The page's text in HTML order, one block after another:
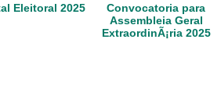
Eleitoral 2025
Convocatoria para
Assembleia Geral
ExtraordinÃ¡ria 2025